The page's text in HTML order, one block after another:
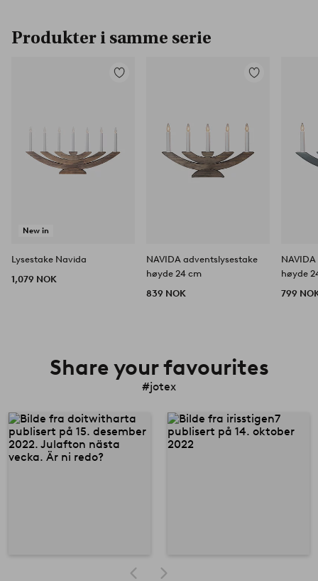
Produkter i samme serie
New in
Legg
Lysestake Navida
1,079 NOK
Legg
NAVIDA adventslysestake
høyde 24 cm
839 NOK
høyde
799
Share your favourites
#jotex